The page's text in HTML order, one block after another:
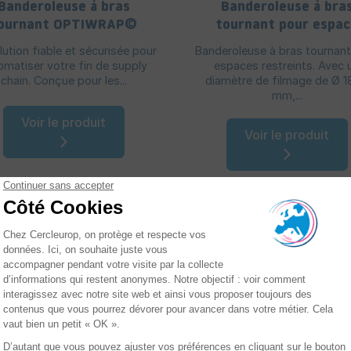
à bras
OPTIWRAP©
fiable et sécurisée pour
votre fin de supply
chain. Conçue pour les...
Voir le produit
Banderoleuse à
tournant pour
réduit
Banderoleuse à bras
espaces restreints. Avec
diamètre de filmage de Ø
mm,...
Voir le produit